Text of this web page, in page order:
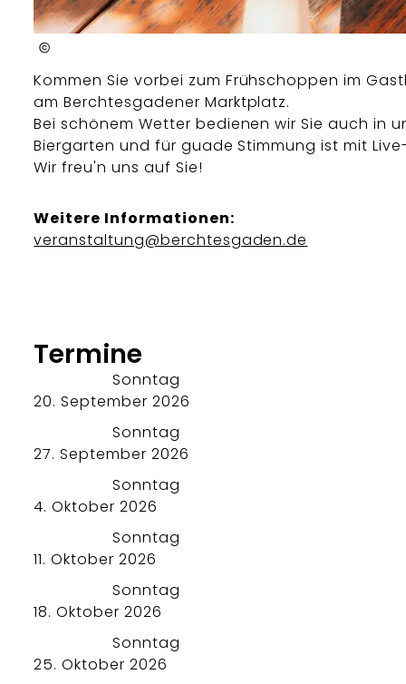
Hotel EDELWEISS Berchtesgaden GmbH
Kommen Sie vorbei zum Frühschoppen im
am Berchtesgadener Marktplatz.
Bei schönem Wetter bedienen wir Sie auch in
Biergarten und für guade Stimmung ist mit
Wir freu'n uns auf Sie!
Weitere Informationen:
veranstaltung@berchtesgaden.de
Termine
Sonntag
20. September 2026
Sonntag
27. September 2026
Sonntag
4. Oktober 2026
Sonntag
11. Oktober 2026
Sonntag
18. Oktober 2026
Sonntag
25. Oktober 2026